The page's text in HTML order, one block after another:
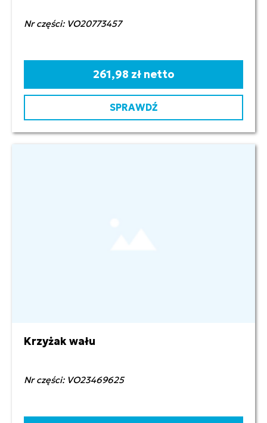
Nr części: VO20773457
261,98 zł netto
SPRAWDŹ
Krzyżak wału
Nr części: VO23469625